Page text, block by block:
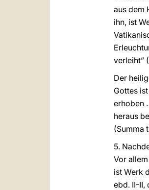
aus dem
ihn, ist
verleiht”
Der
Gottes
erhoben
heraus
(Summa
5.
Vor
ist Werk
ebd. II-II,